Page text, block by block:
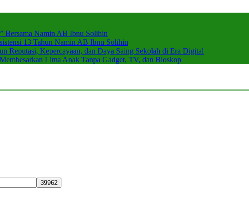
Bersama Namin AB Ibnu Solihin
13 Tahun Namin AB Ibnu Solihin
Reputasi, Kepercayaan, dan Daya Saing Sekolah di Era Digital
Lima Anak Tanpa Gadget, TV, dan Bioskop